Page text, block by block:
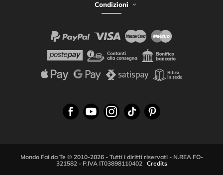
Condizioni
Mondo Fai da Te © 2010-2026 - Tutti i diritti riservati - N.REA FO-
321582 - P.IVA IT03898110402 Credits